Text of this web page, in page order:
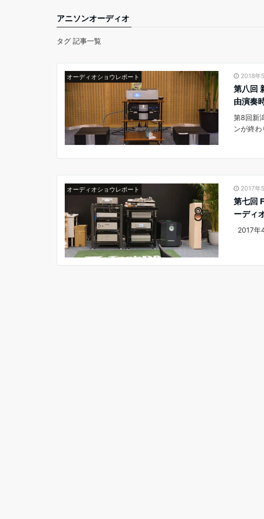
アニソンオーディオ
タグ 記事一覧
オーディオショウレポート 2018年
第八回
由演奏
第8回新
ンが終わ
オーディオショウレポート 2017年
第七回
ーディ
2017年